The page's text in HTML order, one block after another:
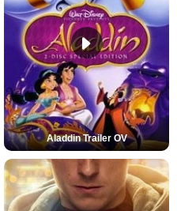
Aladdin Trailer OV